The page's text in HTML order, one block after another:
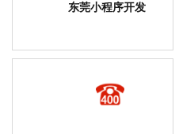
东莞小程序开发